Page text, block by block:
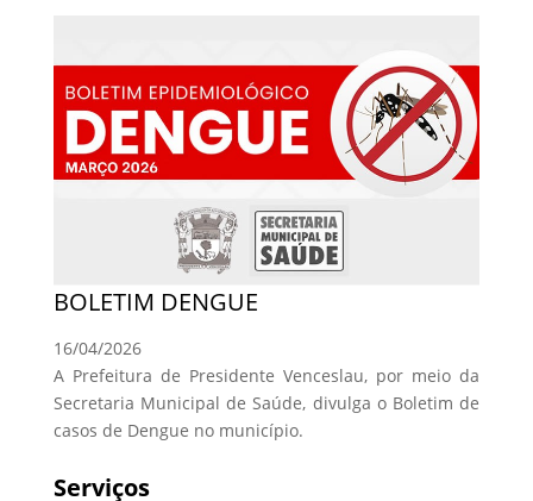
BOLETIM DENGUE
16/04/2026
A Prefeitura de Presidente Venceslau, por meio da
Secretaria Municipal de Saúde, divulga o Boletim de
casos de Dengue no município.
Serviços